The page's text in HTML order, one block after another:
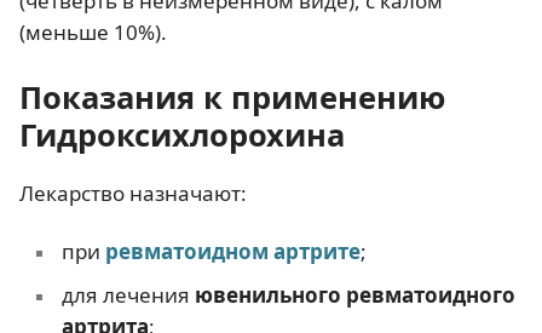
(меньше 10%).
Показания к применению
Гидроксихлорохина
Лекарство назначают:
при ревматоидном артрите;
для лечения ювенильного ревматоидного
артрита;